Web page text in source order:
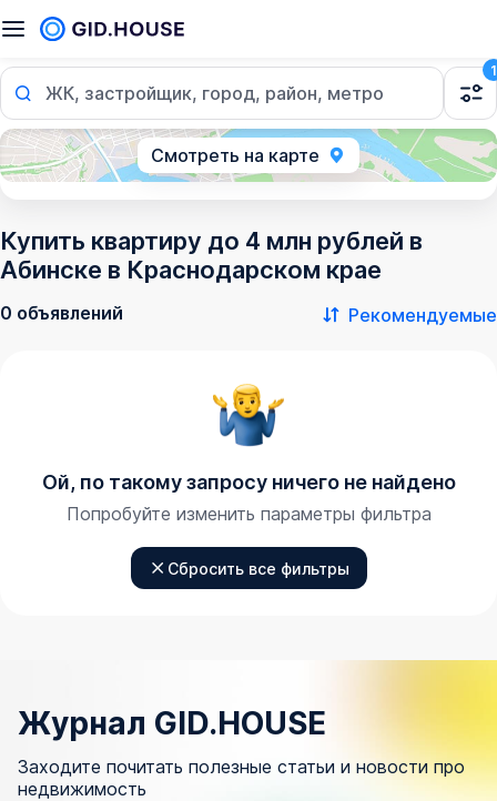
ЖК, застройщик, город, район, метро
1
Смотреть на карте
Купить квартиру до 4 млн рублей в
Абинске в Краснодарском крае
0 объявлений Рекомендуемые
Ой, по такому запросу ничего не найдено
Попробуйте изменить параметры фильтра
Сбросить все фильтры
Журнал GID.HOUSE
Заходите почитать полезные статьи и новости про
недвижимость